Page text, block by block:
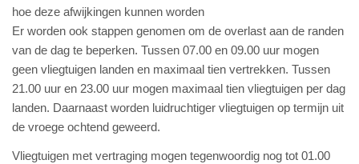
hoe deze afwijkingen kunnen worden
Er worden ook stappen genomen om de overlast aan de randen
van de dag te beperken. Tussen 07.00 en 09.00 uur mogen
geen vliegtuigen landen en maximaal tien vertrekken. Tussen
21.00 uur en 23.00 uur mogen maximaal tien vliegtuigen per dag
landen. Daarnaast worden luidruchtiger vliegtuigen op termijn uit
de vroege ochtend geweerd.
Vliegtuigen met vertraging mogen tegenwoordig nog tot 01.00